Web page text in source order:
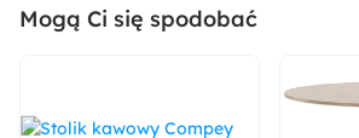
Mogą Ci się spodobać